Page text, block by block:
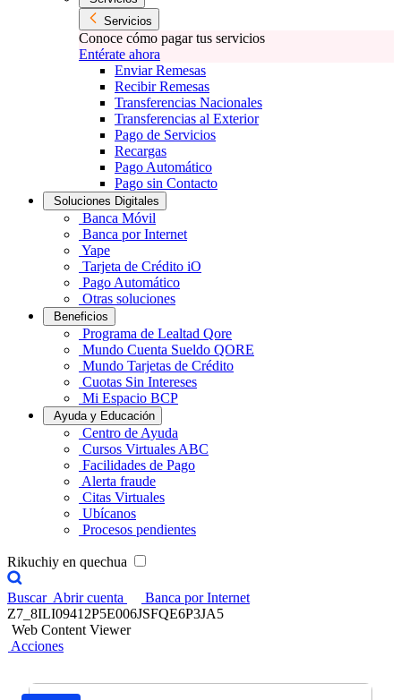
Servicios
Conoce cómo pagar tus servicios
Entérate ahora
Enviar Remesas
Recibir Remesas
Transferencias Nacionales
Transferencias al Exterior
Pago de Servicios
Recargas
Pago Automático
Pago sin Contacto
Soluciones Digitales
Banca Móvil
Banca por Internet
Yape
Tarjeta de Crédito iO
Pago Automático
Otras soluciones
Beneficios
Programa de Lealtad Qore
Mundo Cuenta Sueldo QORE
Mundo Tarjetas de Crédito
Cuotas Sin Intereses
Mi Espacio BCP
Ayuda y Educación
Centro de Ayuda
Cursos Virtuales ABC
Facilidades de Pago
Alerta fraude
Citas Virtuales
Ubícanos
Procesos pendientes
Rikuchiy en quechua
Buscar Abrir cuenta
Banca por Internet
Z7_8ILI09412P5E006JSFQE6P3JA5
Web Content Viewer
Acciones